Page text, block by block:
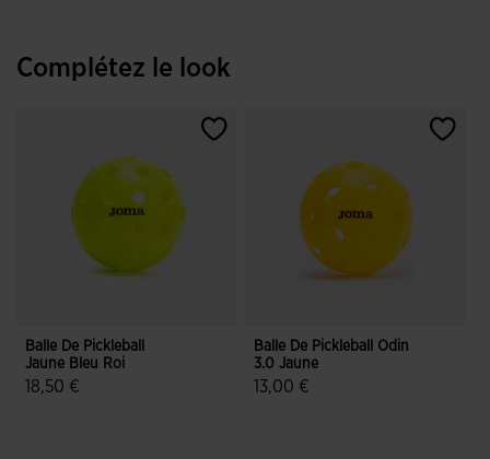
Complétez le look
Balle De Pickleball
Jaune Bleu Roi
18,50 €
Balle De Pickleball Odin
3.0 Jaune
13,00 €